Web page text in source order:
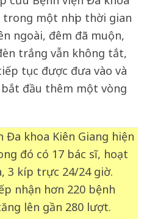
một nhịp thời gian
ngoài, đêm đã muộn,
trắng vẫn không tắt,
tục được đưa vào và
đầu thêm một vòng
Đa khoa Kiên Giang hiện
đó có 17 bác sĩ, hoạt
3 kíp trực 24/24 giờ.
nhận hơn 220 bệnh
lên gần 280 lượt.